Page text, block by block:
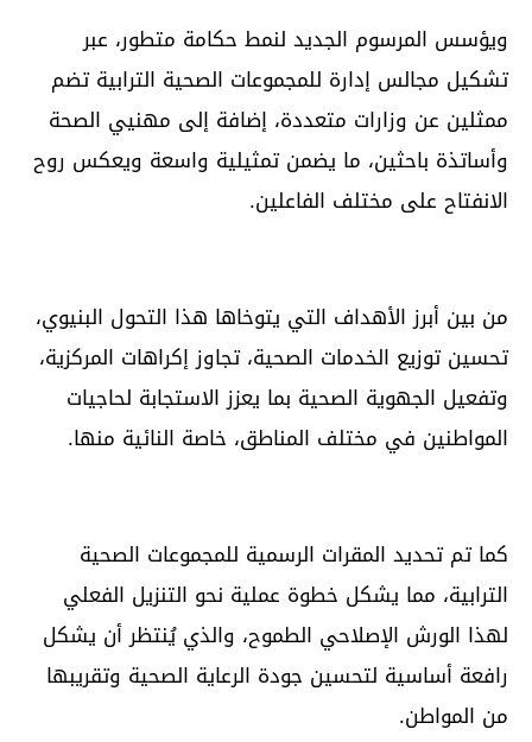
ويؤسس المرسوم الجديد لنمط حكامة متطور، عبر
تشكيل مجالس إدارة للمجموعات الصحية الترابية تضم
ممثلين عن وزارات متعددة، إضافة إلى مهنيي الصحة
وأساتذة باحثين، ما يضمن تمثيلية واسعة ويعكس روح
الانفتاح على مختلف الفاعلين.
من بين أبرز الأهداف التي يتوخاها هذا التحول البنيوي،
تحسين توزيع الخدمات الصحية، تجاوز إكراهات المركزية،
وتفعيل الجهوية الصحية بما يعزز الاستجابة لحاجيات
المواطنين في مختلف المناطق، خاصة النائية منها.
كما تم تحديد المقرات الرسمية للمجموعات الصحية
الترابية، مما يشكل خطوة عملية نحو التنزيل الفعلي
لهذا الورش الإصلاحي الطموح، والذي يُنتظر أن يشكل
رافعة أساسية لتحسين جودة الرعاية الصحية وتقريبها
من المواطن.